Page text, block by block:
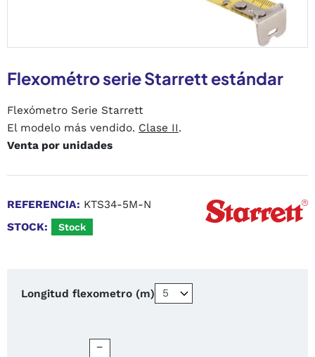
Flexométro serie Starrett estándar
Flexómetro Serie Starrett
El modelo más vendido. Clase II.
Venta por unidades
REFERENCIA: KTS34-5M-N
STOCK:
Stock
Longitud flexometro (m)
−